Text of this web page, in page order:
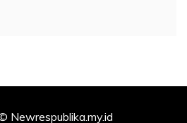
Newrespublika.my.id